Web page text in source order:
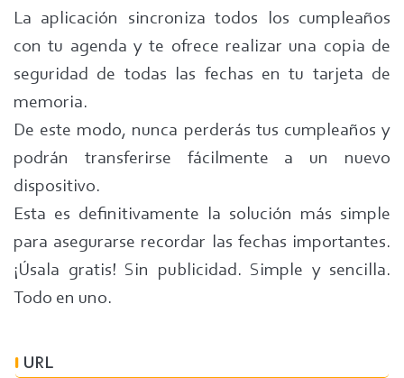
La aplicación sincroniza todos los cumpleaños
con tu agenda y te ofrece realizar una copia de
seguridad de todas las fechas en tu tarjeta de
memoria.
De este modo, nunca perderás tus cumpleaños y
podrán transferirse fácilmente a un nuevo
dispositivo.
Esta es definitivamente la solución más simple
para asegurarse recordar las fechas importantes.
¡Úsala gratis! Sin publicidad. Simple y sencilla.
Todo en uno.
URL